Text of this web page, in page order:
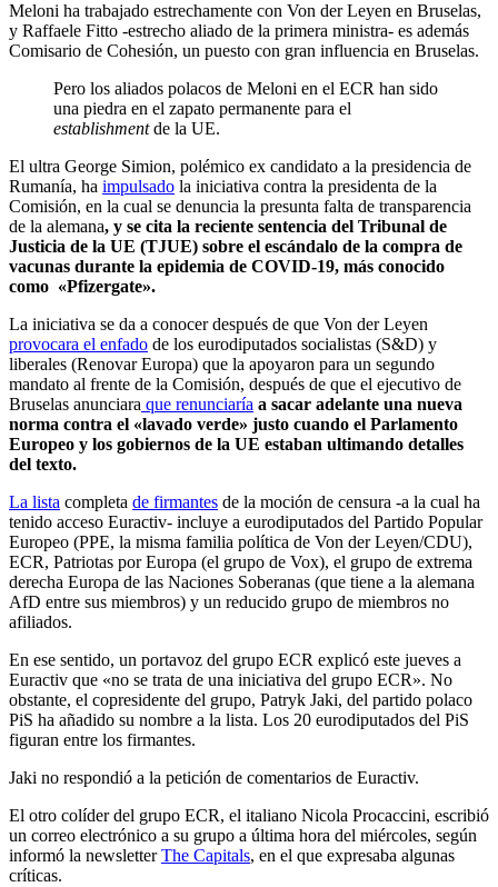
Meloni ha trabajado estrechamente con Von der Leyen en Bruselas,
y Raffaele Fitto -estrecho aliado de la primera ministra- es además
Comisario de Cohesión, un puesto con gran influencia en Bruselas.
Pero los aliados polacos de Meloni en el ECR han sido
una piedra en el zapato permanente para el
establishmentde la UE.
El ultra George Simion, polémico ex candidato a la presidencia de
Rumanía, ha impulsado la iniciativa contra la presidenta de la
Comisión, en la cual se denuncia la presunta falta de transparencia
de la alemana, y se cita la reciente sentencia del Tribunal de
Justicia de la UE (TJUE) sobre el escándalo de la compra de
vacunas durante la epidemia de COVID-19, más conocido
como «Pfizergate».
La iniciativa se da a conocer después de que Von der Leyen
provocara el enfado de los eurodiputados socialistas (S&D) y
liberales (Renovar Europa) que la apoyaron para un segundo
mandato al frente de la Comisión, después de que el ejecutivo de
Bruselas anunciara que renunciaría a sacar adelante una nueva
norma contra el «lavado verde» justo cuando el Parlamento
Europeo y los gobiernos de la UE estaban ultimando detalles
del texto.
La lista completa de firmantes de la moción de censura -a la cual ha
tenido acceso Euractiv- incluye a eurodiputados del Partido Popular
Europeo (PPE, la misma familia política de Von der Leyen/CDU),
ECR, Patriotas por Europa (el grupo de Vox), el grupo de extrema
derecha Europa de las Naciones Soberanas (que tiene a la alemana
AfD entre sus miembros) y un reducido grupo de miembros no
afiliados.
En ese sentido, un portavoz del grupo ECR explicó este jueves a
Euractiv que «no se trata de una iniciativa del grupo ECR». No
obstante, el copresidente del grupo, Patryk Jaki, del partido polaco
PiS ha añadido su nombre a la lista. Los 20 eurodiputados del PiS
figuran entre los firmantes.
Jaki no respondió a la petición de comentarios de Euractiv.
El otro colíder del grupo ECR, el italiano Nicola Procaccini, escribió
un correo electrónico a su grupo a última hora del miércoles, según
informó la newsletterThe Capitals, en el que expresaba algunas
críticas.